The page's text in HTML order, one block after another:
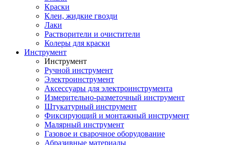
Краски
Клеи, жидкие гвозди
Лаки
Растворители и очистители
Колеры для краски
Инструмент
Инструмент
Ручной инструмент
Электроинструмент
Аксессуары для электроинструмента
Измерительно-разметочный инструмент
Штукатурный инструмент
Фиксирующий и монтажный инструмент
Малярный инструмент
Газовое и сварочное оборудование
Абразивные материалы